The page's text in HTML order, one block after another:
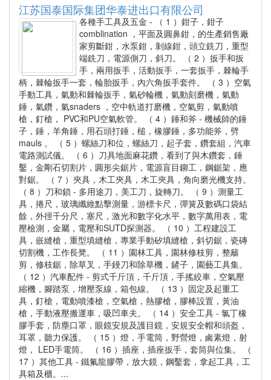
江苏国泰国际集团华泰进出口有限公司
各種手工具及五金 - （ 1 ）鉗子，鉗子
comblination ，平面及圓鼻鉗，的生產銷售廠
家剪斷鉗，水泵鉗，剝線鉗，頭立銑刀，重型
端銑刀，電源側刀，斜刀。 （ 2 ）扳手和扳
手，兩用扳手，活動扳手，一套扳手，棘輪手
柄，棘輪扳手一套，輪胎扳手，內六角扳手套件。 （ 3 ）空氣
手動工具，氣動和棘輪扳手，氣砂輪機，氣動刻磨機，氣動
錘，氣鑽，氣snaders ，空中軌道打磨機，空氣剪，氣動噴
槍，釘槍， PVC和PU空氣軟管。 （ 4 ）錘和斧 - 機械師的錘
子，錘，羊角錘，用石頭打錘，槌，橡膠錘，多功能斧，劈
mauls 。 （ 5 ）螺絲刀和位，螺絲刀，起子套，鑽套組，汽車
電路測試儀。 （ 6 ）刀具地面麻花鑽，看到了與木鑽套，錘
鑿，金剛石切割片，圓形尖鋸片，電源盲目鉚工，鋼鋸架，應
對鋸。 （ 7 ）夾具，木工夾具，木工夾具，角向磨光機支持。
（ 8 ）刀和鎖 - 多用途刀，美工刀，旋轉刀。 （ 9 ）測量工
具，捲尺，玻璃纖維點擊測量，游標卡尺，彈簧及數碼口袋結
餘，外徑千分尺，塞尺，激光和數字化水平，數字萬用表，電
壓檢測，金屬，電壓和SUTD探測器。 （ 10 ）工程建設工
具，嵌縫槍，重型填縫槍，專業手動矽填縫槍，斜切鋸，瓷磚
切割機，工作長凳。 （ 11 ）園林工具，園林修枝剪，整籬
剪，修枝鋸，除草叉，手鏝刀和除草機，鏟子，園藝工具集。
（ 12 ）汽車配件 - 剪式千斤頂，千斤頂，手搖絞車，空氣壓
縮機，腳踏泵，增壓泵線，箱包線。 （ 13 ）固定及起重工
具，釘槍，電動噴漆槍，空氣槍，熱膠槍，膠棒設置，黃油
槍，手動液壓搬運車，吸凹車夫。 （ 14 ）安全工具 - 氯丁橡
膠手套，防塵口罩，眼鏡安規及護目鏡，安規安全帽和頭盔，
耳罩，聽力保護。 （ 15 ）燈，手電筒，野營燈，鹵素燈，射
燈， LED手電筒。 （ 16 ）插座，插座扳手，套筒與位集。 （
17 ）其他工具 - 鐵氟龍膠帶，放大鏡，鋼鑿套，拿起工具，工
具箱及櫃。...